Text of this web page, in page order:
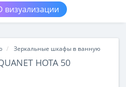
визуализации
Зеркальные шкафы в ванную
НОТА 50